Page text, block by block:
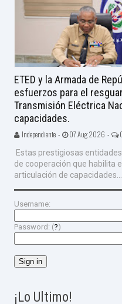
ETED y la Armada de
esfuerzos para el
Transmisión Eléctrica
capacidades.
Independiente - 07 Aug 2026 -
Estas prestigiosas
de cooperación que habilita
articulación de capacidades...
Username:
Password: (?)
¡Lo Ultimo!